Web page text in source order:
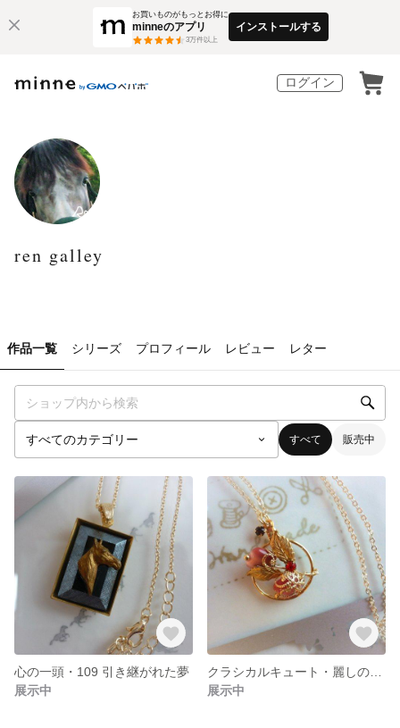
お買いものがもっとお得に
minneのアプリ
3万件以上
インストールする
ログイン
ren galley
作品一覧 シリーズ プロフィール レビュー レター
すべて 販売中
心の一頭・109 引き継がれた夢
展示中
展示中